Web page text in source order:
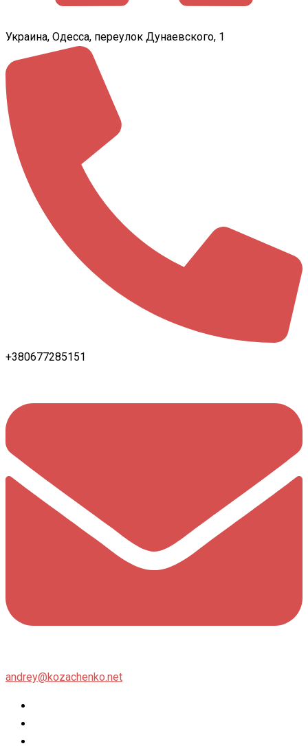
Украина, Одесса, переулок Дунаевского, 1
+380677285151
andrey@kozachenko.net